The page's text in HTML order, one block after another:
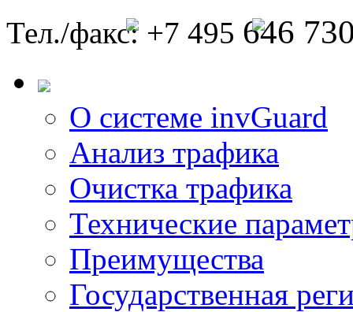
Тел./факс: +7 495 646
О системе invGuard
Анализ трафика
Очистка трафика
Технические
Преимущества
Государственная